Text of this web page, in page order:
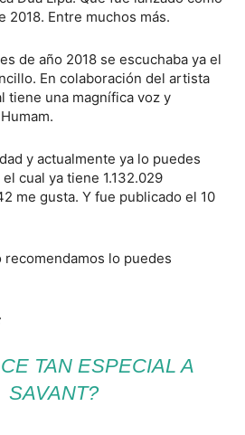
2018. Entre muchos más.
de año 2018 se escuchaba ya el
En colaboración del artista
tiene una magnífica voz y
y actualmente ya lo puedes
cual ya tiene 1.132.029
me gusta. Y fue publicado el 10
lo puedes
TAN ESPECIAL A
SAVANT?